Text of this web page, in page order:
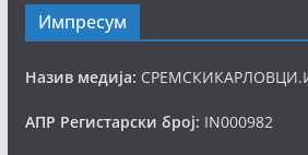
Импресум
Назив медија:
АПР Регистарски број: IN000982